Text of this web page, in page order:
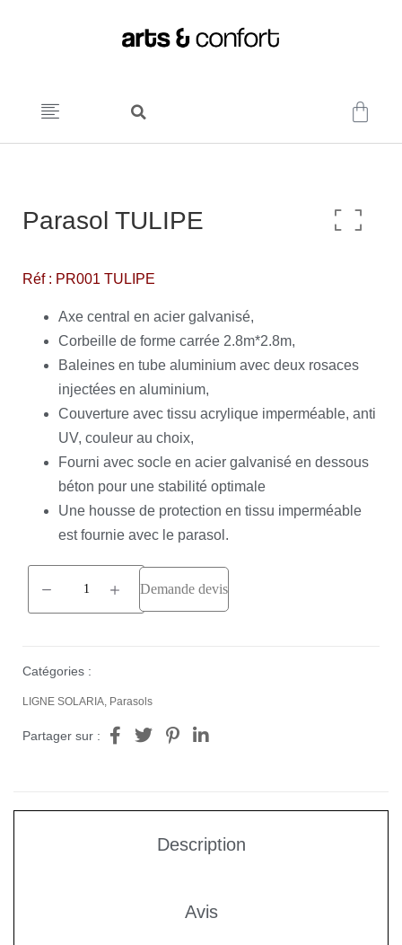
Parasol TULIPE
Réf : PR001 TULIPE
Axe central en acier galvanisé,
Corbeille de forme carrée 2.8m*2.8m,
Baleines en tube aluminium avec deux rosaces
injectées en aluminium,
Couverture avec tissu acrylique imperméable, anti
UV, couleur au choix,
Fourni avec socle en acier galvanisé en dessous
béton pour une stabilité optimale
Une housse de protection en tissu imperméable
est fournie avec le parasol.
Demande devis
Catégories :
LIGNE SOLARIA Parasols
Partager sur :
Description
Avis